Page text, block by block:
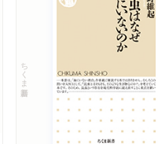
ちくま新書